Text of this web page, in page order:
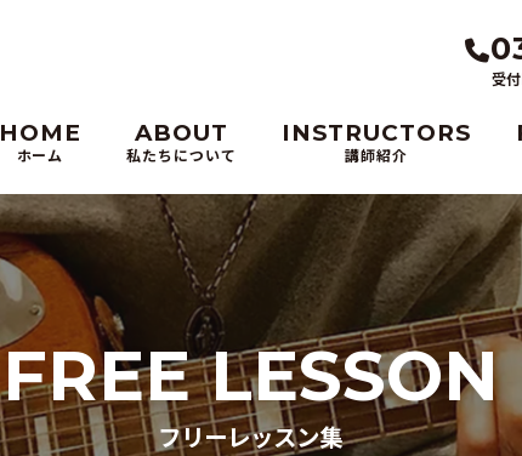
受
HOME
ホーム
ABOUT
私たちについて
INSTRUCTORS
講師紹介
FREE LESSON
フリーレッスン集